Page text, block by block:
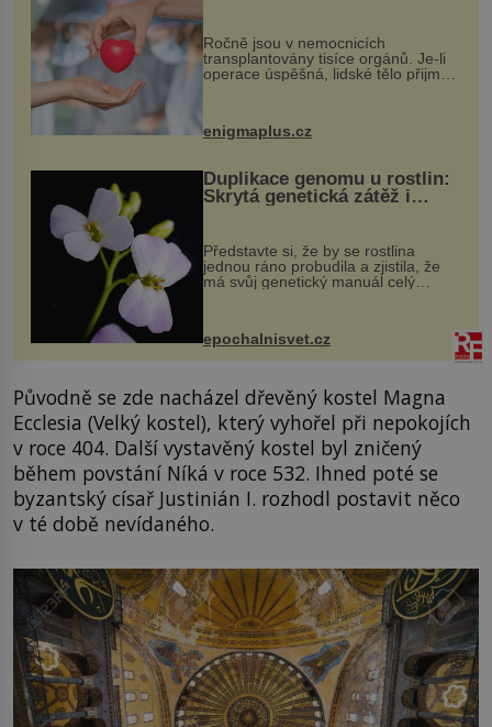
Ročně jsou v nemocnicích
transplantovány tisíce orgánů. Je-li
operace úspěšná, lidské tělo přijme
enigmaplus.cz
Duplikace genomu u rostlin:
Skrytá genetická zátěž i
Představte si, že by se rostlina
jednou ráno probudila a zjistila, že
má svůj genetický manuál celý
vstupenka...
epochalnisvet.cz
Původně se zde nacházel dřevěný kostel Magna
Ecclesia (Velký kostel), který vyhořel při nepokojích
v roce 404. Další vystavěný kostel byl zničený
během povstání Níká v roce 532. Ihned poté se
byzantský císař Justinián I. rozhodl postavit něco
v té době nevídaného.